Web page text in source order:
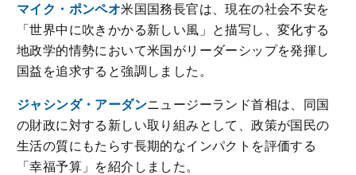
マイク・ポンペオ米国国務長官は、現在の社会不安を
「世界中に吹きかかる新しい風」と描写し、変化する
地政学的情勢において米国がリーダーシップを発揮し
国益を追求すると強調しました。
ジャシンダ・アーダンニュージーランド首相は、同国
の財政に対する新しい取り組みとして、政策が国民の
生活の質にもたらす長期的なインパクトを評価する
「幸福予算」を紹介しました。